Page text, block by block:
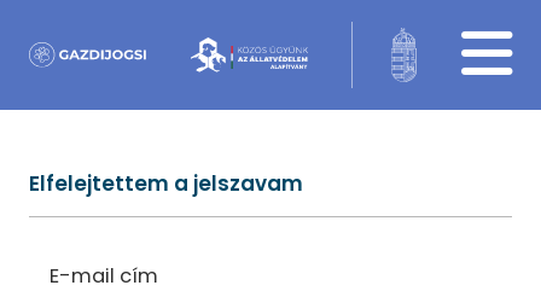
Elfelejtettem a jelszavam
E-mail cím